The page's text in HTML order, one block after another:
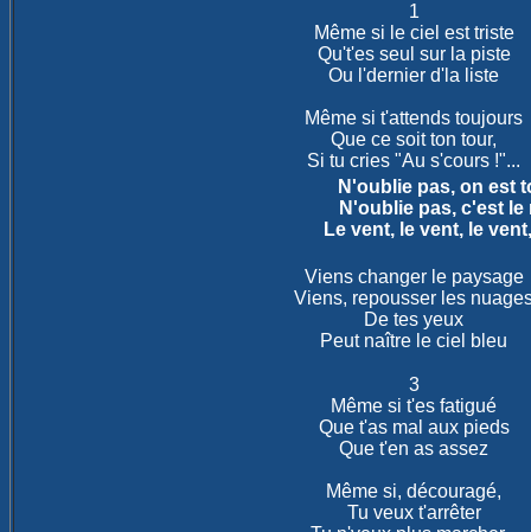
1
Même si le ciel est triste
Qu't'es seul sur la piste
Ou l'dernier d'la liste
Même si t'attends toujours
Que ce soit ton tour,
Si tu cries "Au s'cours !"...
N'oublie pas, on est
N'oublie pas, c'est
Le vent, le vent, le
Viens changer le paysage
Viens, repousser les
De tes yeux
Peut naître le ciel bleu
3
Même si t'es fatigué
Que t'as mal aux pieds
Que t'en as assez
Même si, découragé,
Tu veux t'arrêter